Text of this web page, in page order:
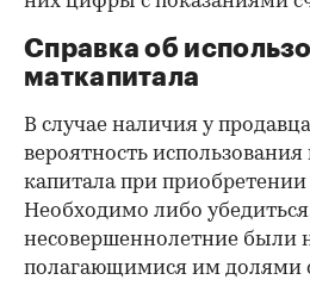
Справка об
маткапитала
В случае наличия у
вероятность
капитала при
Необходимо либо
несовершеннолетние были
полагающимися им долями